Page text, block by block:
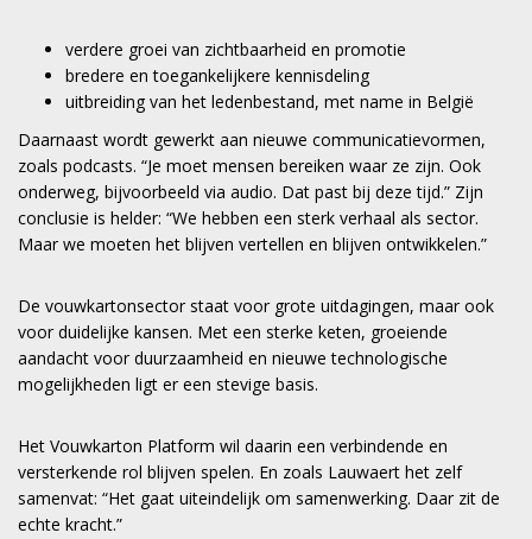
verdere groei van zichtbaarheid en promotie
bredere en toegankelijkere kennisdeling
uitbreiding van het ledenbestand, met name in België
Daarnaast wordt gewerkt aan nieuwe communicatievormen,
zoals podcasts. “Je moet mensen bereiken waar ze zijn. Ook
onderweg, bijvoorbeeld via audio. Dat past bij deze tijd.” Zijn
conclusie is helder: “We hebben een sterk verhaal als sector.
Maar we moeten het blijven vertellen en blijven ontwikkelen.”
De vouwkartonsector staat voor grote uitdagingen, maar ook
voor duidelijke kansen. Met een sterke keten, groeiende
aandacht voor duurzaamheid en nieuwe technologische
mogelijkheden ligt er een stevige basis.
Het Vouwkarton Platform wil daarin een verbindende en
versterkende rol blijven spelen. En zoals Lauwaert het zelf
samenvat: “Het gaat uiteindelijk om samenwerking. Daar zit de
echte kracht.”